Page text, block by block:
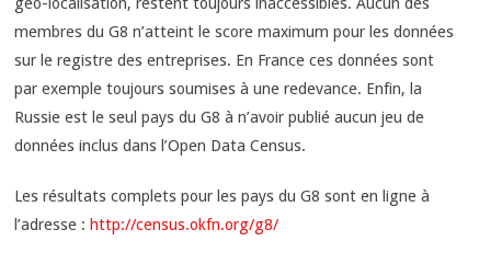
membres du G8 n’atteint le score maximum pour les données
sur le registre des entreprises. En France ces données sont
par exemple toujours soumises à une redevance. Enfin, la
Russie est le seul pays du G8 à n’avoir publié aucun jeu de
données inclus dans l’Open Data Census.
Les résultats complets pour les pays du G8 sont en ligne à
l’adresse :http://census.okfn.org/g8/